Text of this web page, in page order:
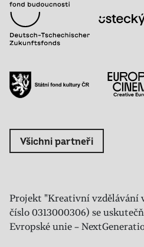
Všichni partneři
Projekt "Kreativní vzdělávání
číslo 0313000306) se
Evropské unie –